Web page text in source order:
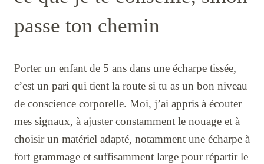
passe ton chemin
Porter un enfant de 5 ans dans une écharpe tissée,
c’est un pari qui tient la route si tu as un bon niveau
de conscience corporelle. Moi, j’ai appris à écouter
mes signaux, à ajuster constamment le nouage et à
choisir un matériel adapté, notamment une écharpe à
fort grammage et suffisamment large pour répartir le